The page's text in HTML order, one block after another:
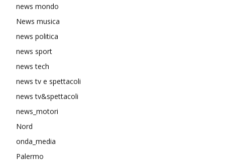
news mondo
News musica
news politica
news sport
news tech
news tv e spettacoli
news tv&spettacoli
news_motori
Nord
onda_media
Palermo